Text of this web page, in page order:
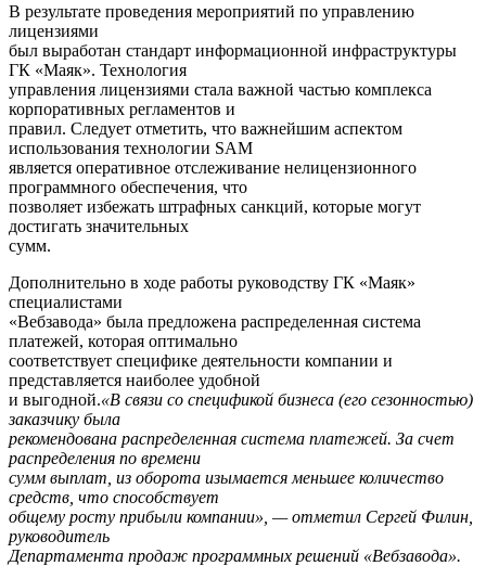
В результате проведения мероприятий по управлению
лицензиями
был выработан стандарт информационной инфраструктуры
ГК «Маяк». Технология
управления лицензиями стала важной частью комплекса
корпоративных регламентов и
правил. Следует отметить, что важнейшим аспектом
использования технологии SAM
является оперативное отслеживание нелицензионного
программного обеспечения, что
позволяет избежать штрафных санкций, которые могут
достигать значительных
сумм.
Дополнительно в ходе работы руководству ГК «Маяк»
специалистами
«Вебзавода» была предложена распределенная система
платежей, которая оптимально
соответствует специфике деятельности компании и
представляется наиболее удобной
и выгодной.«В связи со спецификой бизнеса (его сезонностью)
заказчику была
рекомендована распределенная система платежей. За счет
распределения по времени
сумм выплат, из оборота изымается меньшее количество
средств, что способствует
общему росту прибыли компании», — отметил Сергей Филин,
руководитель
Департамента продаж программных решений «Вебзавода».